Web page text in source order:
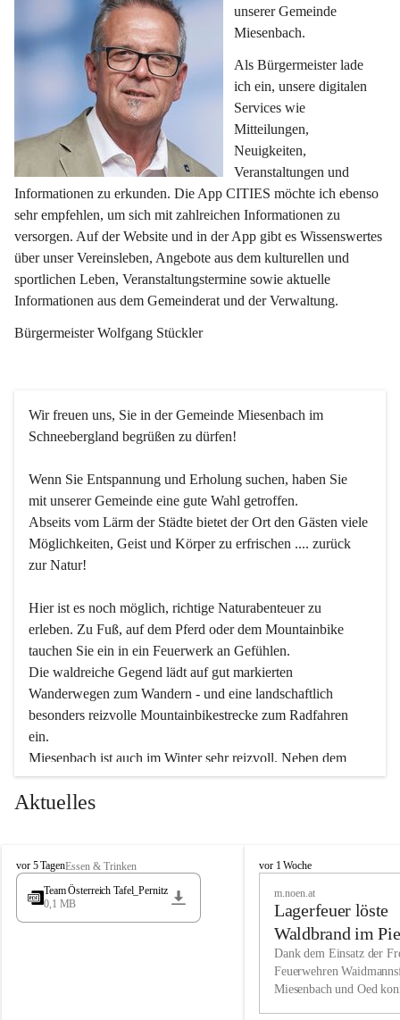
unserer Gemeinde
Miesenbach.
Als Bürgermeister lade
ich ein, unsere digitalen
Services wie
Mitteilungen,
Neuigkeiten,
Veranstaltungen und
Informationen zu erkunden. Die App CITIES möchte ich ebenso
sehr empfehlen, um sich mit zahlreichen Informationen zu
versorgen. Auf der Website und in der App gibt es Wissenswertes
über unser Vereinsleben, Angebote aus dem kulturellen und
sportlichen Leben, Veranstaltungstermine sowie aktuelle
Informationen aus dem Gemeinderat und der Verwaltung.
Bürgermeister Wolfgang Stückler
Wir freuen uns, Sie in der Gemeinde Miesenbach im
Schneebergland begrüßen zu dürfen!
Wenn Sie Entspannung und Erholung suchen, haben Sie
mit unserer Gemeinde eine gute Wahl getroffen.
Abseits vom Lärm der Städte bietet der Ort den Gästen viele
Möglichkeiten, Geist und Körper zu erfrischen .... zurück
zur Natur!
Hier ist es noch möglich, richtige Naturabenteuer zu
erleben. Zu Fuß, auf dem Pferd oder dem Mountainbike
tauchen Sie ein in ein Feuerwerk an Gefühlen.
Die waldreiche Gegend lädt auf gut markierten
Wanderwegen zum Wandern - und eine landschaftlich
besonders reizvolle Mountainbikestrecke zum Radfahren
ein.
Miesenbach ist auch im Winter sehr reizvoll. Neben dem
Eisstockschießen gibt es auf dem nahe gelegenen Unterberg
wunderschöne Naturschneepisten, die zum Schifahren oder
vielfältige Angebot unserer Kulturvereine.
Überzeugen Sie sich selbst, dass Sie in Miesenbach sowie
in den Beherbergungsbetrieben, Gaststätten und urigen
Wir kennen Miesenbach als lebens- und liebenswerten Ort.
Tradition und Innovation werden ebenso groß geschrieben
Aktuelles
M
i
s
vor 5 TagenEssen & Trinken
Team Österreich Tafel_Pernitz
0,1 MB
M
h
vor 1 Woche
m.noen.at
Lagerfeuer löste
Waldbrand im
aus
Dank dem Einsatz der
Feuerwehren
Miesenbach und Oed